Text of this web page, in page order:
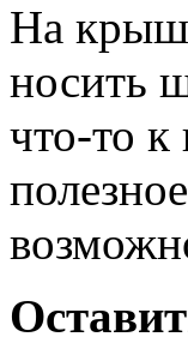
На
носить
что-то